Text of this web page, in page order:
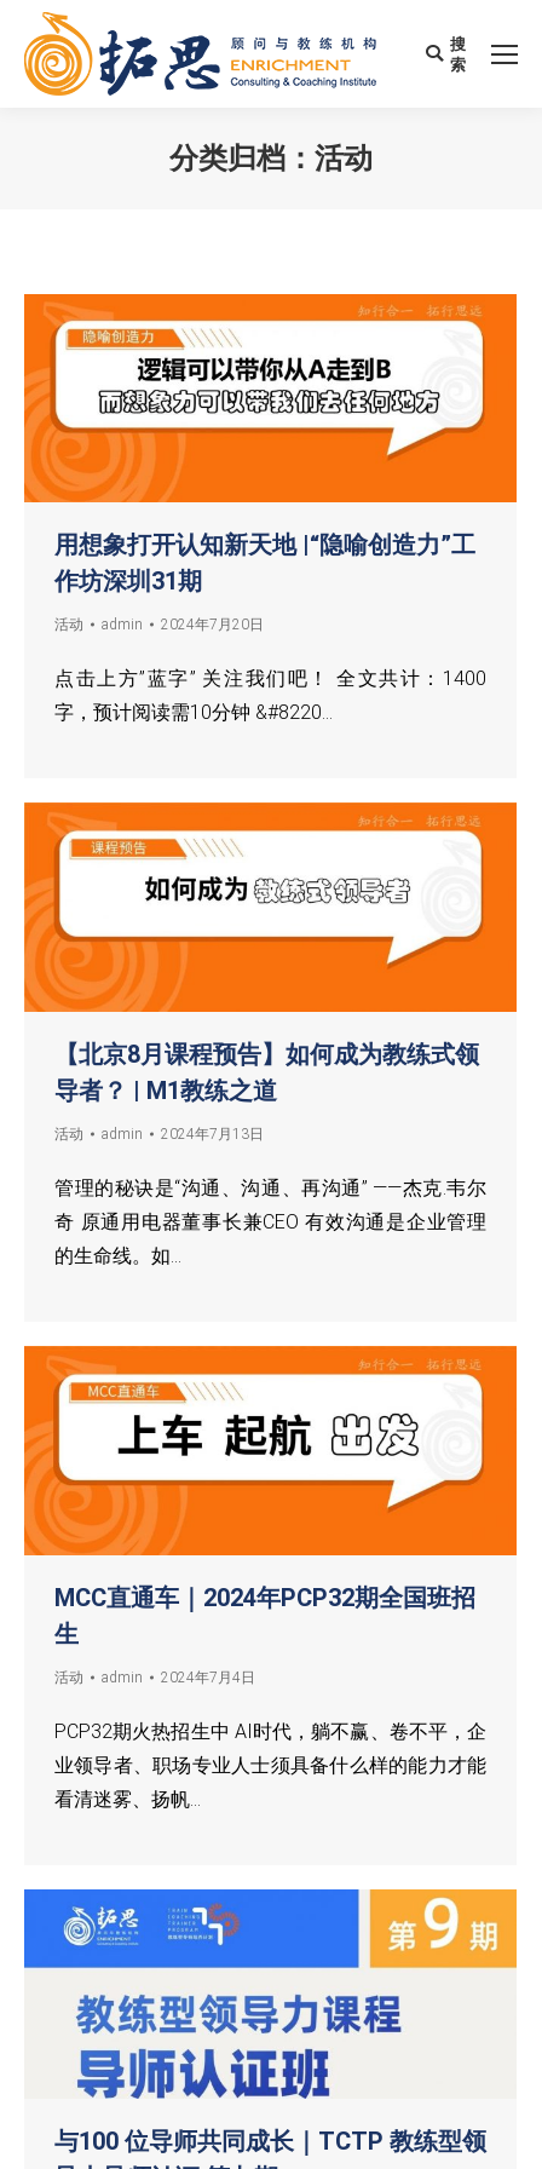
Search:
搜
索
分类归档： 活动
用想象打开认知新天地 |“隐喻创造力”工
作坊深圳31期
活动 admin 2024年7月20日
点击上方”蓝字” 关注我们吧！ 全文共计：1400
字，预计阅读需10分钟 &#8220…
【北京8月课程预告】如何成为教练式领
导者？ | M1教练之道
活动 admin 2024年7月13日
管理的秘诀是“沟通、沟通、再沟通” ——杰克.韦尔
奇 原通用电器董事长兼CEO 有效沟通是企业管理
的生命线。如…
MCC直通车｜2024年PCP32期全国班招
生
活动 admin 2024年7月4日
PCP32期火热招生中 AI时代，躺不赢、卷不平，企
业领导者、职场专业人士须具备什么样的能力才能
看清迷雾、扬帆…
与100 位导师共同成长｜TCTP 教练型领